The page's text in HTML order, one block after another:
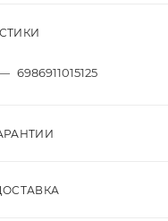
6986911015125